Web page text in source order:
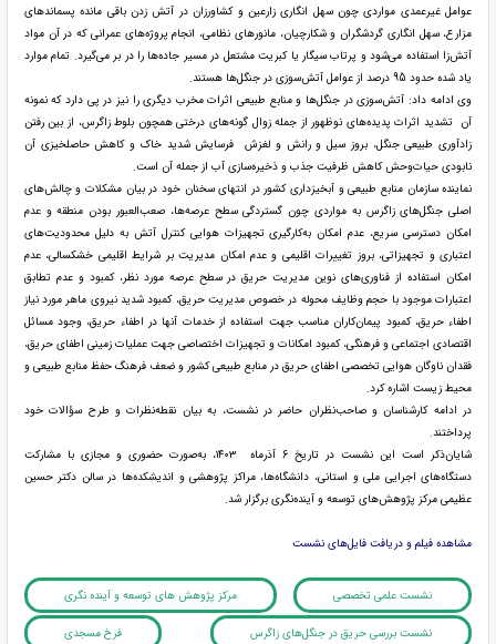
عوامل غیرعمدی مواردی چون سهل انگاری زارعین و کشاورزان در آتش زدن باقی مانده پسماندهای
مزارع، سهل انگاری گردشگران و شکارچیان، مانورهای نظامی، انجام پروژه‌های عمرانی که در آن مواد
آتش‌زا استفاده می‌شود و پرتاب سیگار یا کبریت مشتعل در مسیر جاده‌ها را در بر می‌گیرد. تمام موارد
یاد شده حدود 95 درصد از عوامل آتش‌سوزی در جنگل‌ها هستند.
وی ادامه داد: آتش‌سوزی در جنگل‌ها و منابع طبیعی اثرات مخرب دیگری را نیز در پی دارد که نمونه
آن تشدید اثرات پدیده‌های نوظهور از جمله زوال گونه‌های درختی همچون بلوط زاگرس، از بین رفتن
زاد‌آوری طبیعی جنگل، بروز سیل و رانش و لغزش فرسایش شدید خاک و کاهش حاصلخیزی آن
نابودی حیات‌وحش کاهش ظرفیت جذب و ذخیره‌سازی آب از جمله آن است.
نماینده سازمان منابع طبیعی و آبخیزداری کشور در انتهای سخنان خود در بیان مشکلات و چالش‌های
اصلی جنگل‌های زاگرس به مواردی چون گستردگی سطح عرصه‌ها، صعب‌العبور بودن منطقه و عدم
امکان دسترسی سریع، عدم امکان به‌کارگیری تجهیزات هوایی کنترل آتش به دلیل محدودیت‌های
اعتباری و تجهیزاتی، بروز تغییرات اقلیمی و عدم امکان مدیریت بر شرایط اقلیمی خشکسالی، عدم
امکان استفاده از فناوری‌های نوین مدیریت حریق در سطح عرصه مورد نظر، کمبود و عدم تطابق
اعتبارات موجود با حجم وظایف محوله در خصوص مدیریت حریق، کمبود شدید نیروی ماهر مورد نیاز
اطفاء حریق، کمبود پیمان‌کاران مناسب جهت استفاده از خدمات آنها در اطفاء حریق، وجود مسائل
اقتصادی اجتماعی و فرهنگی، کمبود امکانات و تجهیزات اختصاصی جهت عملیات زمینی اطفای حریق،
فقدان ناوگان هوایی تخصصی اطفای حریق در منابع طبیعی کشور و ضعف فرهنگ حفظ منابع طبیعی و
محیط زیست اشاره کرد.
در ادامه کارشناسان و صاحب‌نظران حاضر در نشست، به بیان نقطه‌نظرات و طرح سؤالات خود
پرداختند.
شایان‌ذکر است این نشست در تاریخ 6 آذرماه ۱۴۰۳، به‌صورت حضوری و مجازی با مشارکت
دستگاه‌های اجرایی ملی و استانی، دانشگاه‌ها، مراکز پژوهشی و اندیشکده‌ها در سالن دکتر حسین
عظیمی مرکز پژوهش‌های توسعه و آینده‌نگری برگزار شد.
مشاهده فیلم و دریافت فایل‌های نشست
نشست علمی تخصصی مرکز پژوهش های توسعه و آینده نگری
نشست بررسی حریق در جنگل‌های زاگرس فرخ مسجدی